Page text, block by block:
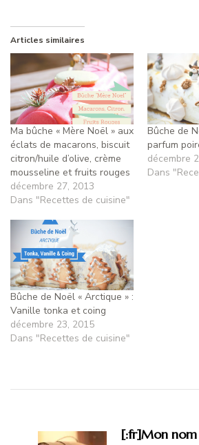
Articles similaires
Ma bûche « Mère Noël » aux
éclats de macarons, biscuit
citron/huile d’olive, crème
mousseline et fruits rouges
décembre 27, 2013
Dans "Recettes de cuisine"
Bûche de
parfum
décembre
Dans
Bûche de Noël « Arctique » :
Vanille tonka et coing
décembre 23, 2015
Dans "Recettes de cuisine"
[:fr]Mon nom